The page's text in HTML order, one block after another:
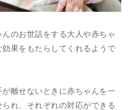
のお世話をする大人や赤ちゃ
果をもたらしてくれるようで
離せないときに赤ちゃんを一
れ、それぞれの対応ができる